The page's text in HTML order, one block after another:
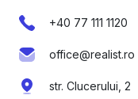
+40 77 111 1120
office@realist.ro
str. Clucerului, 2